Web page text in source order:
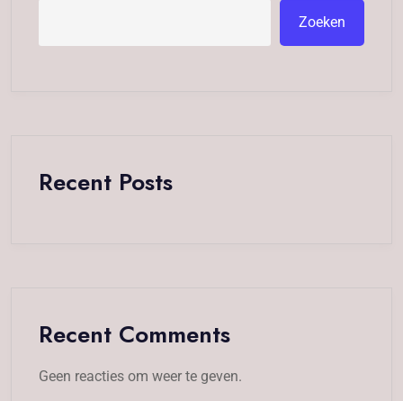
Zoeken
Recent Posts
Recent Comments
Geen reacties om weer te geven.